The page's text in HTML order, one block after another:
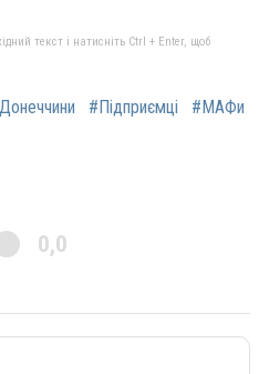
текст і натисніть Ctrl + Enter, щоб
#Підприємці #МАФи
0,0